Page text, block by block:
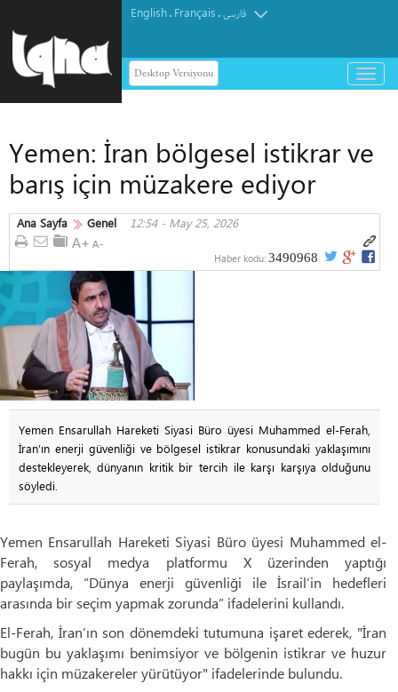
English. Français.فارسی
Desktop Versiyonu
باز
و
منو
Yemen: İran bölgesel istikrar ve
barış için müzakere ediyor
Ana Sayfa Genel 12:54 - May 25, 2026
Haber kodu: 3490968
Yemen Ensarullah Hareketi Siyasi Büro üyesi Muhammed el-Ferah,
İran’ın enerji güvenliği ve bölgesel istikrar konusundaki yaklaşımını
destekleyerek, dünyanın kritik bir tercih ile karşı karşıya olduğunu
söyledi.
Yemen Ensarullah Hareketi Siyasi Büro üyesi Muhammed el-
Ferah, sosyal medya platformu X üzerinden yaptığı
paylaşımda, “Dünya enerji güvenliği ile İsrail’in hedefleri
arasında bir seçim yapmak zorunda” ifadelerini kullandı.
El-Ferah, İran’ın son dönemdeki tutumuna işaret ederek, "İran
bugün bu yaklaşımı benimsiyor ve bölgenin istikrar ve huzur
hakkı için müzakereler yürütüyor" ifadelerinde bulundu.